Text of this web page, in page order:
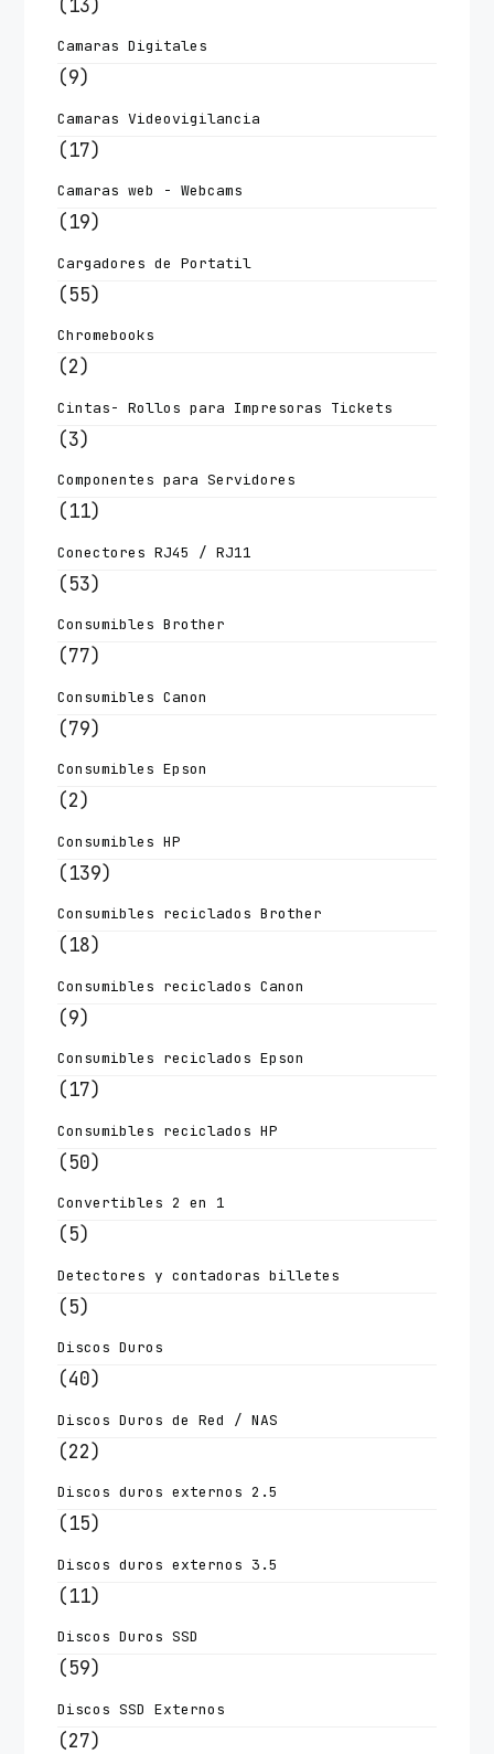
(13)
Camaras Digitales
(9)
Camaras Videovigilancia
(17)
Camaras web - Webcams
(19)
Cargadores de Portatil
(55)
Chromebooks
(2)
Cintas- Rollos para Impresoras Tickets
(3)
Componentes para Servidores
(11)
Conectores RJ45 / RJ11
(53)
Consumibles Brother
(77)
Consumibles Canon
(79)
Consumibles Epson
(2)
Consumibles HP
(139)
Consumibles reciclados Brother
(18)
Consumibles reciclados Canon
(9)
Consumibles reciclados Epson
(17)
Consumibles reciclados HP
(50)
Convertibles 2 en 1
(5)
Detectores y contadoras billetes
(5)
Discos Duros
(40)
Discos Duros de Red / NAS
(22)
Discos duros externos 2.5
(15)
Discos duros externos 3.5
(11)
Discos Duros SSD
(59)
Discos SSD Externos
(27)